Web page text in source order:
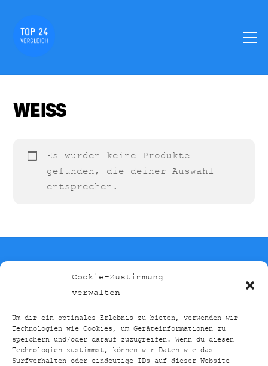
Cookie-Zustimmung
verwalten
Um dir ein optimales Erlebnis zu bieten, verwenden wir
Technologien wie Cookies, um Geräteinformationen zu
speichern und/oder darauf zuzugreifen. Wenn du diesen
Technologien zustimmst, können wir Daten wie das
Surfverhalten oder eindeutige IDs auf dieser Website
content
WEISS
Es wurden keine Produkte
gefunden, die deiner Auswahl
entsprechen.
TOP24VERGLEICH
HOME SHOP KONTAKT
IMPRESSUM
DATENSCHUTZERKLÄRUNG